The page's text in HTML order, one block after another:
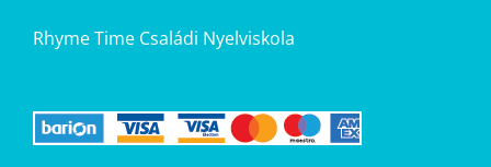
Rhyme Time Családi Nyelviskola